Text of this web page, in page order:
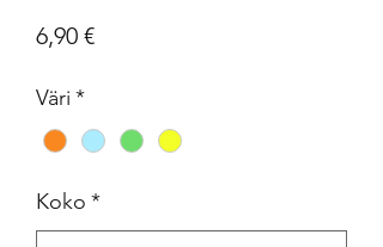
6,90 €Hinta
Väri *
Koko *